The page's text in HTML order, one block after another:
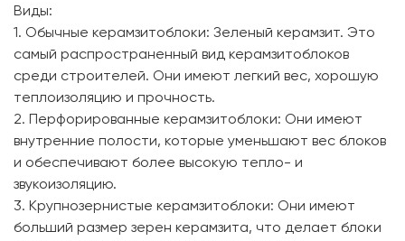
Виды:
1. Обычные керамзитоблоки: Зеленый керамзит. Это
самый распространенный вид керамзитоблоков
среди строителей. Они имеют легкий вес, хорошую
теплоизоляцию и прочность.
2. Перфорированные керамзитоблоки: Они имеют
внутренние полости, которые уменьшают вес блоков
и обеспечивают более высокую тепло- и
звукоизоляцию.
3. Крупнозернистые керамзитоблоки: Они имеют
больший размер зерен керамзита, что делает блоки